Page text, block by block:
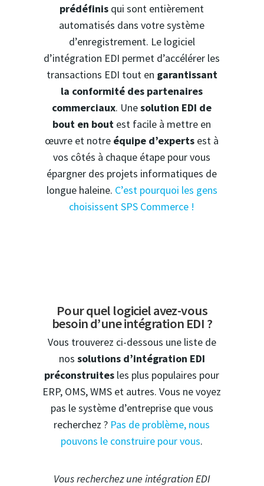
prédéfinis qui sont entièrement
automatisés dans votre système
d’enregistrement. Le logiciel
d’intégration EDI permet d’accélérer les
transactions EDI tout en garantissant
la conformité des partenaires
commerciaux. Unesolution EDI de
bout en bout est facile à mettre en
œuvre et notre équipe d’experts est à
vos côtés à chaque étape pour vous
épargner des projets informatiques de
longue haleine. C’est pourquoi les gens
choisissent SPS Commerce !
Pour quel logiciel avez-vous
besoin d’une intégration EDI ?
Vous trouverez ci-dessous une liste de
nos solutions d’intégration EDI
préconstruites les plus populaires pour
ERP, OMS, WMS et autres. Vous ne voyez
pas le système d’entreprise que vous
recherchez ? Pas de problème, nous
pouvons le construire pour vous.
Vous recherchez une intégration EDI